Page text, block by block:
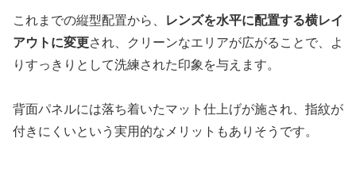
これまでの縦型配置から、
レンズを水平に配置する横レイ
アウトに変更され、クリーンなエリアが広がることで、よ
りすっきりとして洗練された印象を与えます。
背面パネルには落ち着いたマット仕上げが施され、指紋が
付きにくいという実用的なメリットもありそうです。